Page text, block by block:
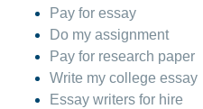
Pay for essay
Do my assignment
Pay for research paper
Write my college essay
Essay writers for hire